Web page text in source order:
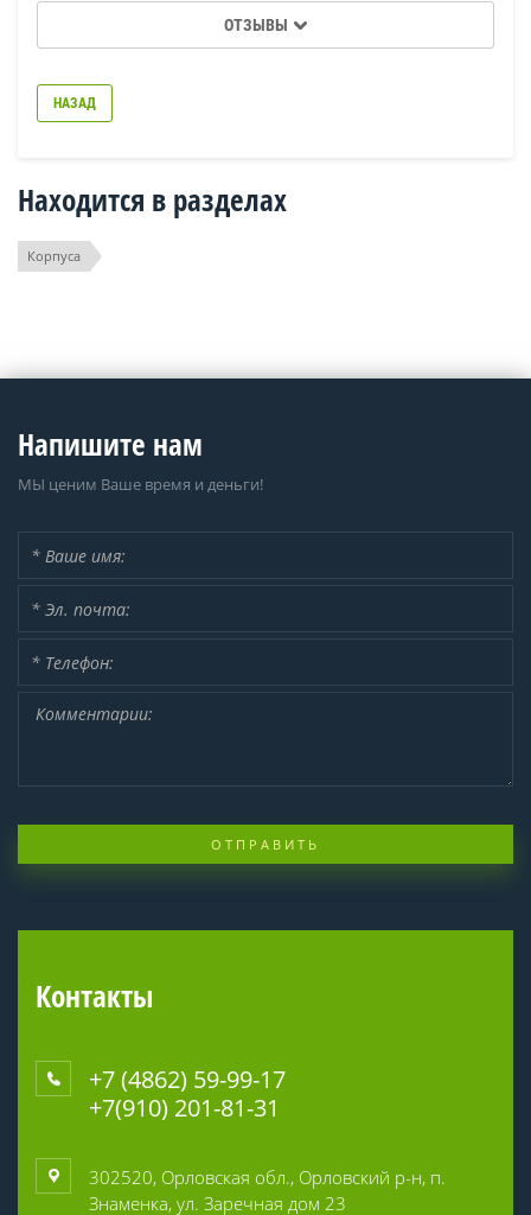
ОТЗЫВЫ
НАЗАД
Находится в разделах
Корпуса
Напишите нам
МЫ ценим Ваше время и деньги!
ОТПРАВИТЬ
Контакты
+7 (4862) 59-99-17
+7(910) 201-81-31
302520, Орловская обл., Орловский р-н, п.
Знаменка, ул. Заречная дом 23